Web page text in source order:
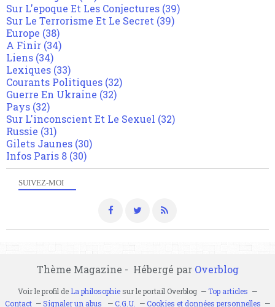
SUIVEZ-MOI
Sur L'epoque Et Les Conjectures (39)
Sur Le Terrorisme Et Le Secret (39)
Europe (38)
A Finir (34)
Liens (34)
Lexiques (33)
Courants Politiques (32)
Guerre En Ukraine (32)
Pays (32)
Sur L'inconscient Et Le Sexuel (32)
Russie (31)
Gilets Jaunes (30)
Infos Paris 8 (30)
Thème Magazine - Hébergé par Overblog
Voir le profil de La philosophiesur le portail Overblog
Top articles
Contact
Signaler un abus C.G.U. Cookies et données personnelles